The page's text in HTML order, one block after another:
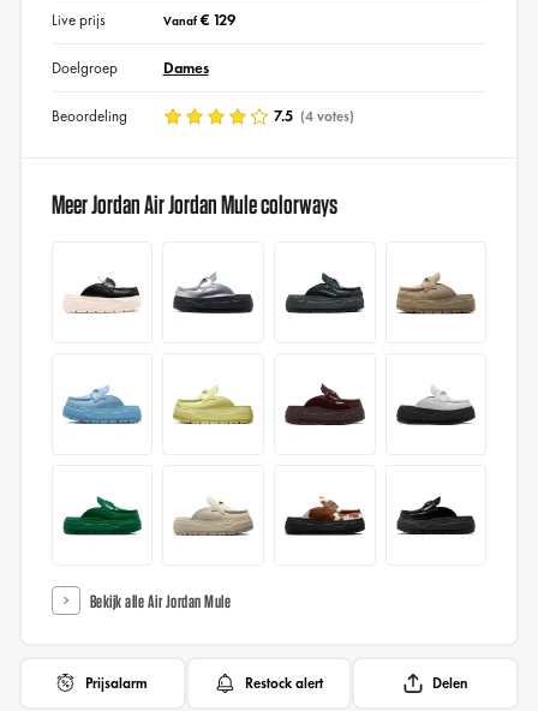
Live prijs Vanaf€ 129
Doelgroep Dames
Beoordeling 7.5 (4 votes)
Meer Jordan Air Jordan Mule colorways
Bekijk alle Air Jordan Mule
Prijsalarm Restock alert Delen